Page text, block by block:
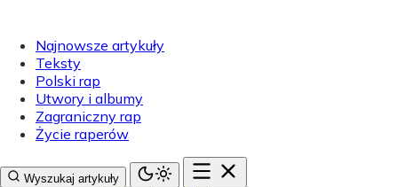
Najnowsze artykuły
Teksty
Polski rap
Utwory i albumy
Zagraniczny rap
Życie raperów
Wyszukaj artykuły